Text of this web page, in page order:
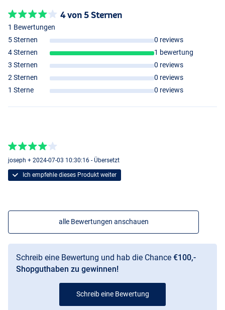
4 von 5 Sternen
1 Bewertungen
5 Sternen
0 reviews
4 Sternen
1 bewertung
3 Sternen
0 reviews
2 Sternen
0 reviews
1 Sterne
0 reviews
joseph + 2024-07-03 10:30:16 - Übersetzt
Ich empfehle dieses Produkt weiter
alle Bewertungen anschauen
Schreib eine Bewertung und hab die Chance €100,-
Shopguthaben zu gewinnen!
Schreib eine Bewertung